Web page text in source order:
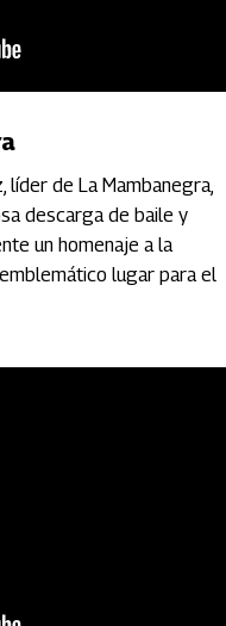
líder de La Mambanegra,
descarga de baile y
un homenaje a la
lugar para el